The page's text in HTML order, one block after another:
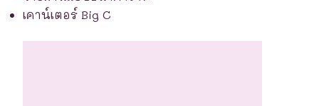
เคาน์เตอร์ Big C